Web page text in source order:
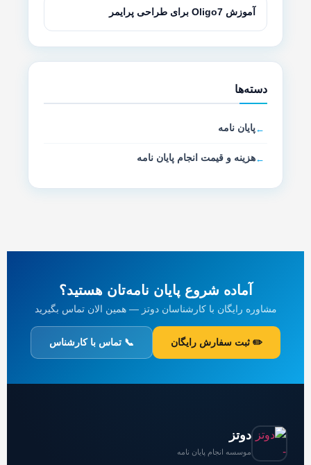
آموزش Oligo7 برای طراحی پرایمر
دسته‌ها
پایان نامه
هزینه و قیمت انجام پایان نامه
آماده شروع پایان نامه‌تان هستید؟
مشاوره رایگان با کارشناسان دوتز — همین الان تماس بگیرید
✏️ ثبت سفارش رایگان 📞 تماس با کارشناس
دوتز
موسسه انجام پایان نامه